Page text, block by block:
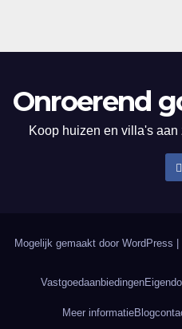
Onroerend
Koop huizen en villa's
Mogelijk gemaakt door WordPress
Vastgoedaanbiedingen
Meer informatieBlog